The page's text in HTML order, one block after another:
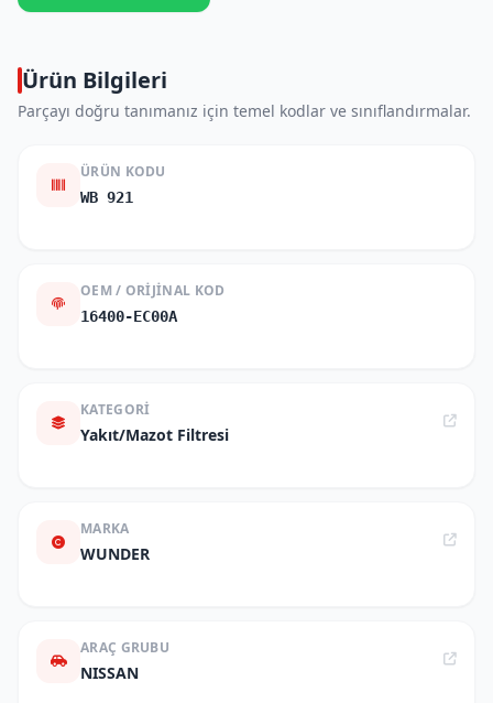
Ürün Bilgileri
Parçayı doğru tanımanız için temel kodlar ve sınıflandırmalar.
ÜRÜN KODU
WB 921
OEM / ORIJINAL KOD
16400-EC00A
KATEGORI
Yakıt/Mazot Filtresi
MARKA
WUNDER
ARAÇ GRUBU
NISSAN